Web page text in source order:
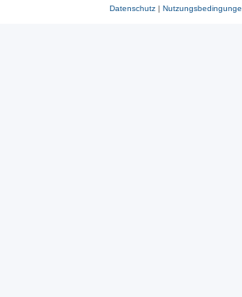
Datenschutz|